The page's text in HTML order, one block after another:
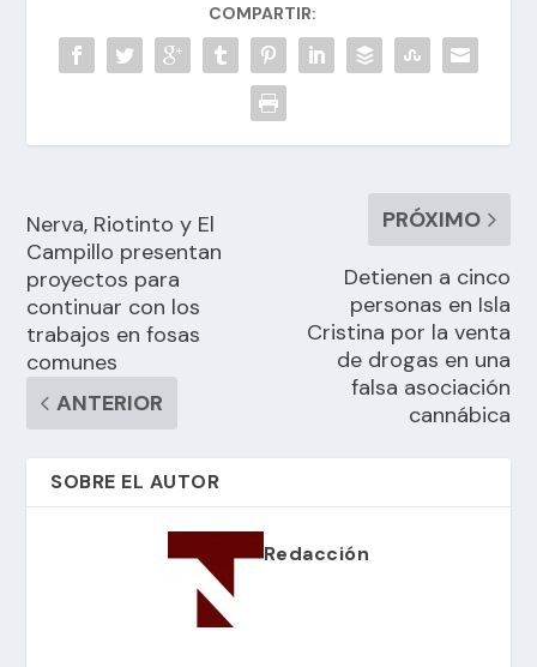
COMPARTIR:
Nerva, Riotinto y El
Campillo presentan
proyectos para
continuar con los
trabajos en fosas
comunes
ANTERIOR
PRÓXIMO
Detienen a cinco
personas en Isla
Cristina por la venta
de drogas en una
falsa asociación
cannábica
SOBRE EL AUTOR
Redacción